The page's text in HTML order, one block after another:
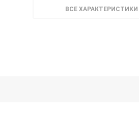
ВСЕ ХАРАКТЕРИСТИКИ